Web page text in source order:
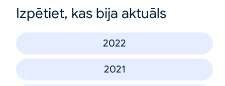
Izpētiet, kas bija aktuāls
2022
2021